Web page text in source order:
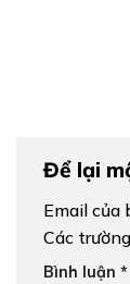
Để lại
Email của
Các
Bình luận *